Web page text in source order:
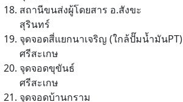
สถานีขนส่งผู้โดยสาร อ.สังขะ
สุรินทร์
จุดจอดสี่แยกนาเจริญ (ใกล้ปั๊มน้ำมันPT)
ศรีสะเกษ
จุดจอดขุขันธ์
ศรีสะเกษ
จุดจอดบ้านกราม